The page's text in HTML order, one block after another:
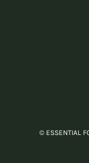
© ESSENTIAL